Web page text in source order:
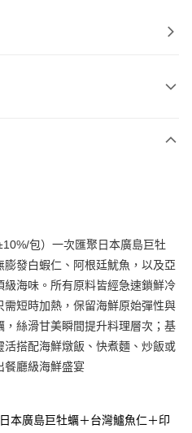
彰化商業銀行
台北富邦商業銀行
兆豐國際商業銀行
台中商業銀行
華泰商業銀行
遠東國際商業銀行
永豐商業銀行
星展（台灣）商業銀行
彰化商業銀行
台北富邦商業銀行
兆豐國際商業銀行
台中商業銀行
華泰商業銀行
遠東國際商業銀行
永豐商業銀行
包）一次匯聚日本廣島巨牡
發白蝦仁、阿根廷魷魚，以及亞
海味。所有原料皆經急速鎖鮮冷
短時加熱，保留海鮮原始彈性與
絲滑甘美瞬間提升料理層次；基
搭配海鮮燉飯、快煮麵、炒飯或
餐廳級海鮮盛宴
本廣島巨牡蠣＋台灣鱸魚仁＋印